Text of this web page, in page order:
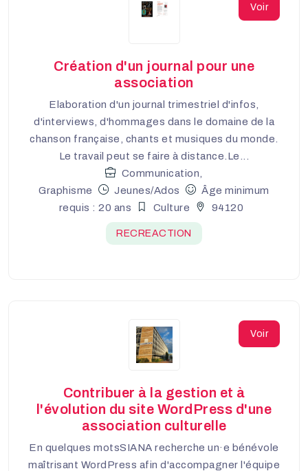
Voir
Création d'un journal pour une
association
Elaboration d'un journal trimestriel d'infos,
d'interviews, d'hommages dans le domaine de la
chanson française, chants et musiques du monde.
Le travail peut se faire à distance.Le...
Communication,
Graphisme
Jeunes/Ados
Âge minimum
requis : 20 ans
Culture 94120
RECREACTION
Voir
Contribuer à la gestion et à
l'évolution du site WordPress d'une
association culturelle
En quelques motsSIANA recherche un·e bénévole
maîtrisant WordPress afin d'accompagner l'équipe